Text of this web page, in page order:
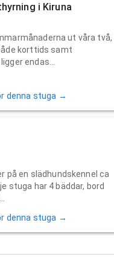
i Kiruna
ut våra två,
korttids samt
endas...
denna stuga →
på en slädhundskennel ca
stuga har 4 bäddar, bord
denna stuga →